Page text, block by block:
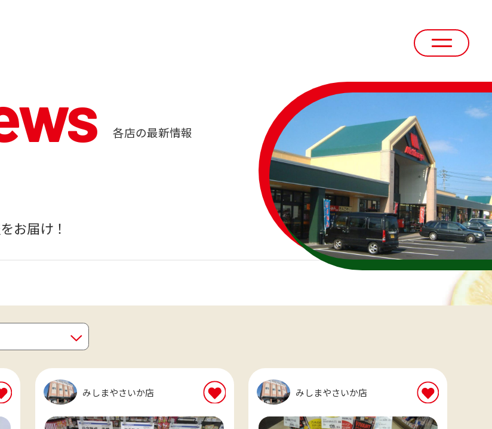
各店の最新情報
お届け！
みしまやさいか店 みしまやさいか店